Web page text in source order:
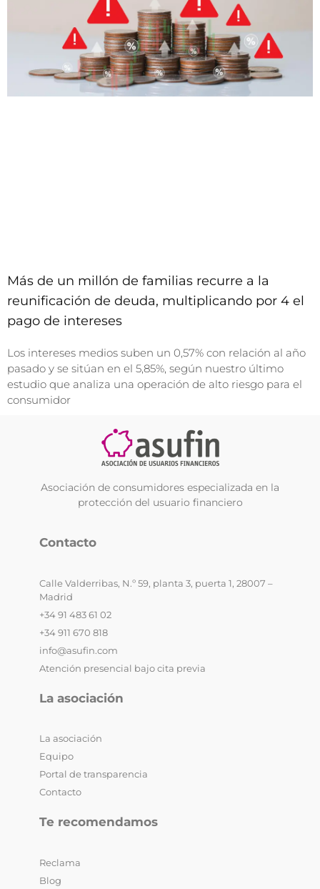
Más de un millón de familias recurre a la
reunificación de deuda, multiplicando por 4 el
pago de intereses
Los intereses medios suben un 0,57% con relación al año
pasado y se sitúan en el 5,85%, según nuestro último
estudio que analiza una operación de alto riesgo para el
consumidor
Asociación de consumidores especializada en la
protección del usuario financiero
Contacto
Calle Valderribas, N.º 59, planta 3, puerta 1, 28007 –
Madrid
+34 91 483 61 02
+34 911 670 818
info@asufin.com
Atención presencial bajo cita previa
La asociación
La asociación
Equipo
Portal de transparencia
Contacto
Te recomendamos
Reclama
Blog